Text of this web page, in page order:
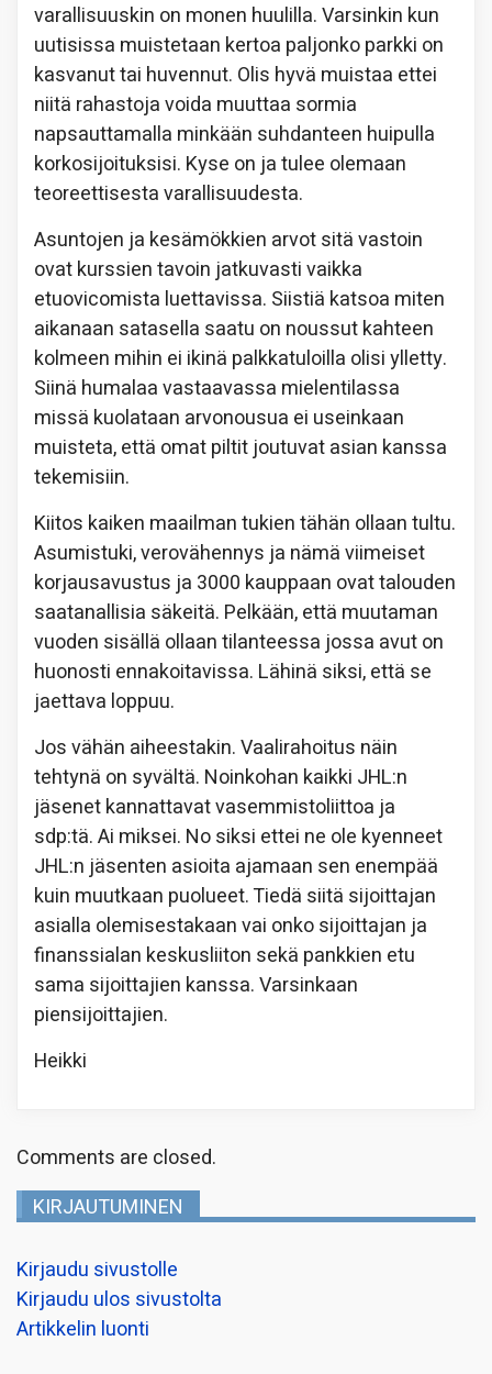
varallisuuskin on monen huulilla. Varsinkin kun
uutisissa muistetaan kertoa paljonko parkki on
kasvanut tai huvennut. Olis hyvä muistaa ettei
niitä rahastoja voida muuttaa sormia
napsauttamalla minkään suhdanteen huipulla
korkosijoituksisi. Kyse on ja tulee olemaan
teoreettisesta varallisuudesta.
Asuntojen ja kesämökkien arvot sitä vastoin
ovat kurssien tavoin jatkuvasti vaikka
etuovicomista luettavissa. Siistiä katsoa miten
aikanaan satasella saatu on noussut kahteen
kolmeen mihin ei ikinä palkkatuloilla olisi ylletty.
Siinä humalaa vastaavassa mielentilassa
missä kuolataan arvonousua ei useinkaan
muisteta, että omat piltit joutuvat asian kanssa
tekemisiin.
Kiitos kaiken maailman tukien tähän ollaan tultu.
Asumistuki, verovähennys ja nämä viimeiset
korjausavustus ja 3000 kauppaan ovat talouden
saatanallisia säkeitä. Pelkään, että muutaman
vuoden sisällä ollaan tilanteessa jossa avut on
huonosti ennakoitavissa. Lähinä siksi, että se
jaettava loppuu.
Jos vähän aiheestakin. Vaalirahoitus näin
tehtynä on syvältä. Noinkohan kaikki JHL:n
jäsenet kannattavat vasemmistoliittoa ja
sdp:tä. Ai miksei. No siksi ettei ne ole kyenneet
JHL:n jäsenten asioita ajamaan sen enempää
kuin muutkaan puolueet. Tiedä siitä sijoittajan
asialla olemisestakaan vai onko sijoittajan ja
finanssialan keskusliiton sekä pankkien etu
sama sijoittajien kanssa. Varsinkaan
piensijoittajien.
Heikki
Comments are closed.
KIRJAUTUMINEN
Kirjaudu sivustolle
Kirjaudu ulos sivustolta
Artikkelin luonti